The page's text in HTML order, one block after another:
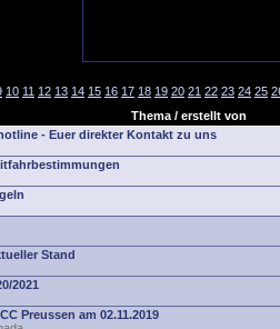
10 11 12 13 14 15 16 17 18 19 20 21 22 23 24 25
Thema / erstellt von
- Euer direkter Kontakt zu uns
Stand
2021
Preussen am 02.11.2019